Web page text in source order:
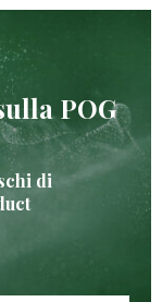
POG
di